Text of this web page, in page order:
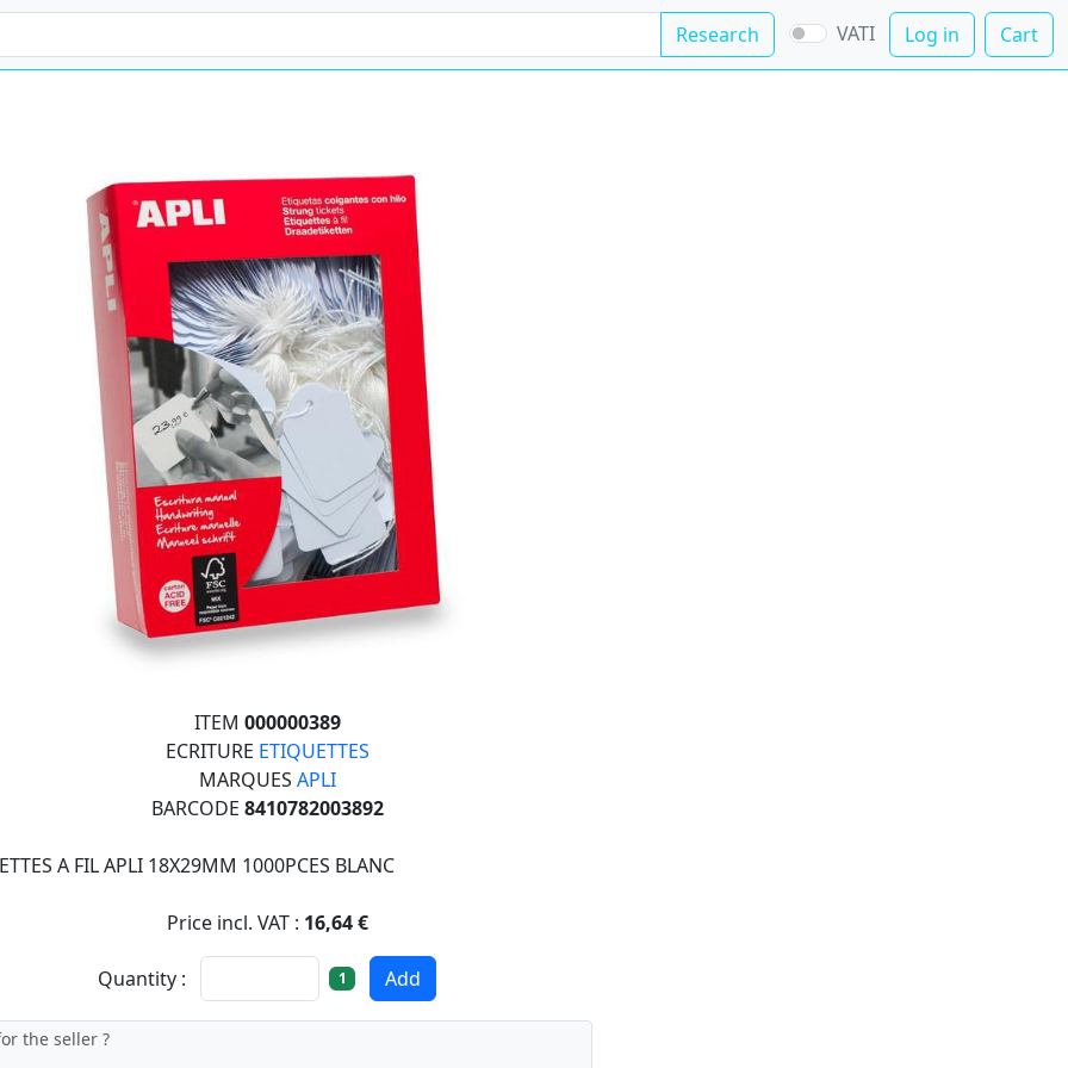
Research VATI Log in Cart
ITEM 000000389
ECRITURE ETIQUETTES
MARQUES APLI
BARCODE 8410782003892
A FIL APLI 18X29MM 1000PCES BLANC
Price incl. VAT : 16,64 €
Quantity : 1 Add